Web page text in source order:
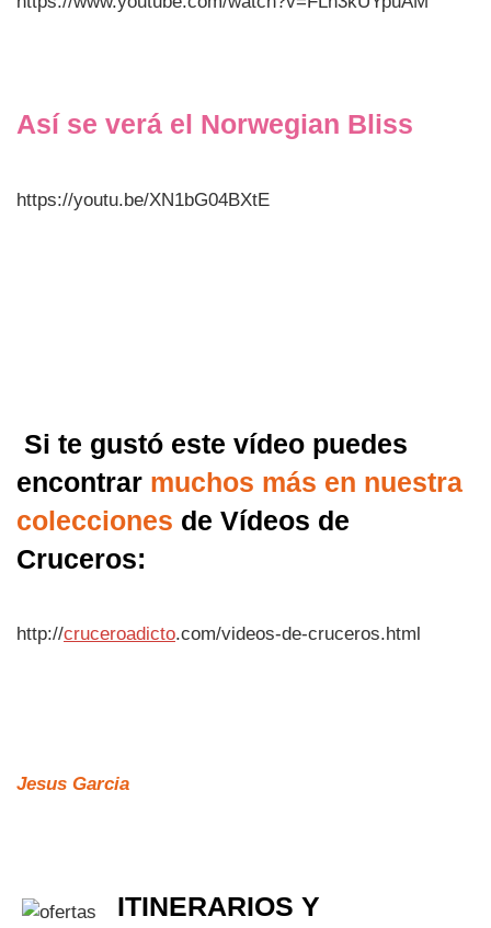
Así se verá el Norwegian Bliss
https://youtu.be/XN1bG04BXtE
Si te gustó este vídeo puedes
encontrar muchos más en nuestra
colecciones de Vídeos de
Cruceros:
http://cruceroadicto.com/videos-de-cruceros.html
Jesus Garcia
ITINERARIOS Y